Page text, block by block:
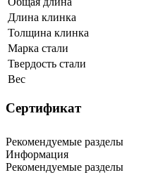
Длина клинка
Толщина клинка
Марка стали
Твердость стали
Вес
Сертификат
Рекомендуемые разделы
Информация
Рекомендуемые разделы